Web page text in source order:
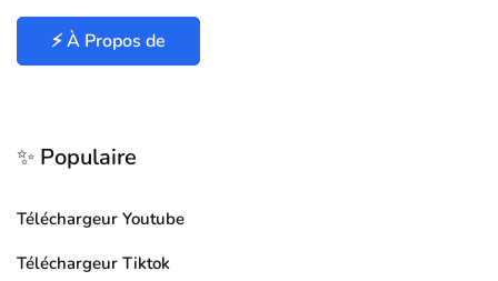
⚡ À Propos de
✨ Populaire
Téléchargeur Youtube
Téléchargeur Tiktok